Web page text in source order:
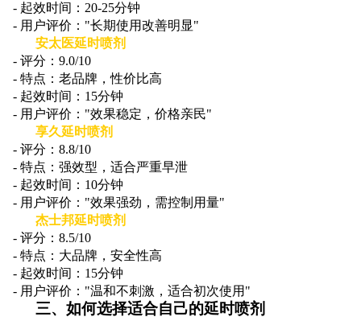
- 起效时间：20-25分钟
- 用户评价："长期使用改善明显"
安太医延时喷剂
- 评分：9.0/10
- 特点：老品牌，性价比高
- 起效时间：15分钟
- 用户评价："效果稳定，价格亲民"
享久延时喷剂
- 评分：8.8/10
- 特点：强效型，适合严重早泄
- 起效时间：10分钟
- 用户评价："效果强劲，需控制用量"
杰士邦延时喷剂
- 评分：8.5/10
- 特点：大品牌，安全性高
- 起效时间：15分钟
- 用户评价："温和不刺激，适合初次使用"
三、如何选择适合自己的延时喷剂